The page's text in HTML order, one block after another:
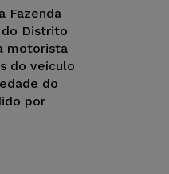
Fazenda
do Distrito
motorista
do veículo
do
por